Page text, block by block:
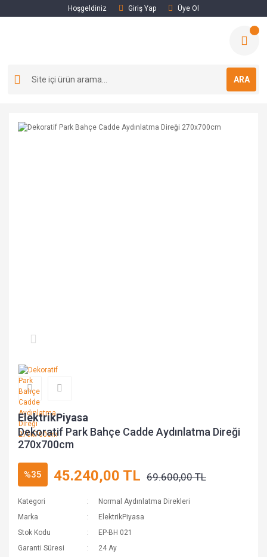
Hoşgeldiniz Giriş Yap Üye Ol
ARA
ElektrikPiyasa
Dekoratif Park Bahçe Cadde Aydınlatma Direği
270x700cm
%35 45.240,00 TL 69.600,00 TL
Kategori
Normal Aydınlatma Direkleri
Marka
ElektrikPiyasa
Stok Kodu
EP-BH 021
Garanti Süresi
24 Ay